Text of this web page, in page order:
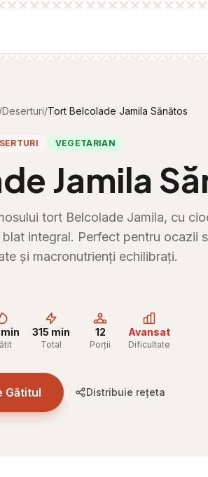
/Deserturi/Tort Belcolade Jamila Sănătos
VEGETARIAN
Jamila
tort Belcolade Jamila, cu
integral. Perfect pentru ocazii
și macronutrienți echilibrați.
315 min
Total
12
Porții
Avansat
Dificultate
Gătitul Distribuie rețeta